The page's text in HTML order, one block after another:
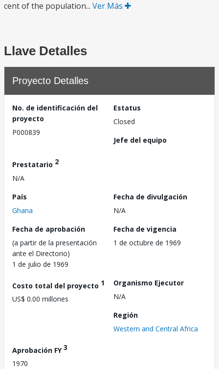
cent of the population... Ver Más
Llave Detalles
Proyecto Detalles
No. de identificación del
proyecto
P000839
Estatus
Closed
Jefe del equipo
Prestatario 2
N/A
País
Ghana
Fecha de divulgación
N/A
Fecha de aprobación
(a partir de la presentación
ante el Directorio)
1 de julio de 1969
Fecha de vigencia
1 de octubre de 1969
Costo total del proyecto 1
US$ 0.00 millones
Organismo Ejecutor
N/A
Región
Western and Central Africa
Aprobación FY3
1970